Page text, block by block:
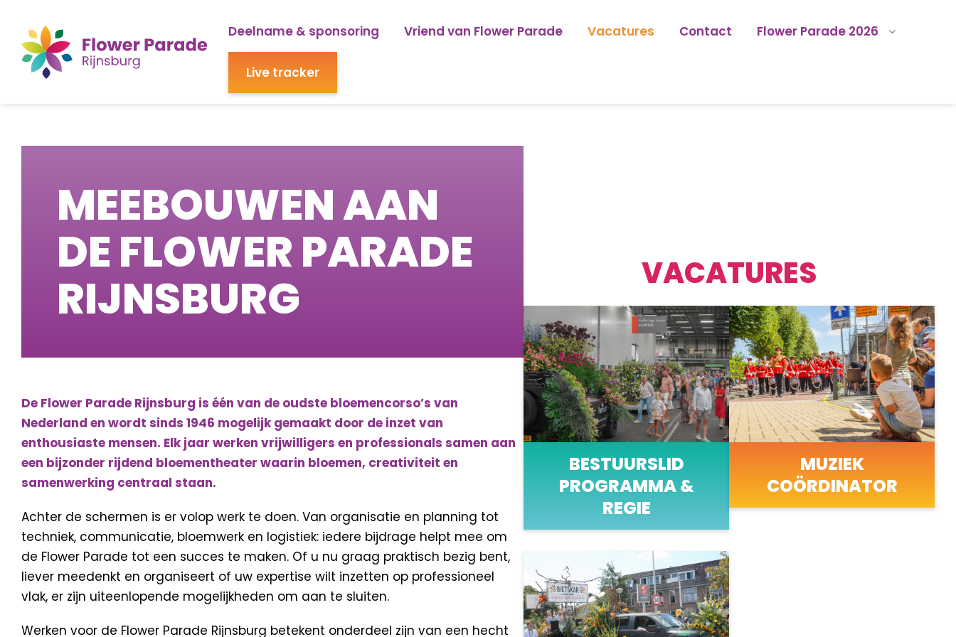
Deelname & sponsoring Vriend van Flower Parade Vacatures Contact Flower Parade 2026
Live tracker
MEEBOUWEN AAN
DE FLOWER PARADE
RIJNSBURG
De Flower Parade Rijnsburg is één van de oudste bloemencorso’s van
Nederland en wordt sinds 1946 mogelijk gemaakt door de inzet van
enthousiaste mensen. Elk jaar werken vrijwilligers en professionals samen aan
een bijzonder rijdend bloementheater waarin bloemen, creativiteit en
samenwerking centraal staan.
Achter de schermen is er volop werk te doen. Van organisatie en planning tot
techniek, communicatie, bloemwerk en logistiek: iedere bijdrage helpt mee om
de Flower Parade tot een succes te maken. Of u nu graag praktisch bezig bent,
liever meedenkt en organiseert of uw expertise wilt inzetten op professioneel
vlak, er zijn uiteenlopende mogelijkheden om aan te sluiten.
Werken voor de Flower Parade Rijnsburg betekent onderdeel zijn van een hecht
VACATURES
BESTUURSLID
PROGRAMMA &
REGIE
MUZIEK
COÖRDINATOR